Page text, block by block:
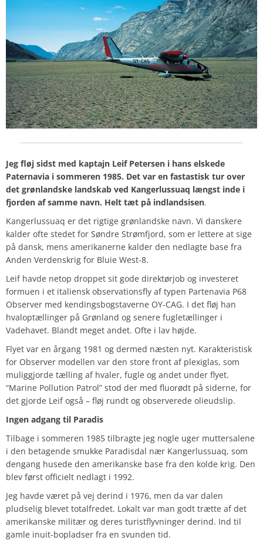
Jeg fløj sidst med kaptajn Leif Petersen i hans elskede
Paternavia i sommeren 1985. Det var en fastastisk tur over
det grønlandske landskab ved Kangerlussuaq længst inde i
fjorden af samme navn. Helt tæt på indlandsisen.
Kangerlussuaq er det rigtige grønlandske navn. Vi danskere
kalder ofte stedet for Søndre Strømfjord, som er lettere at sige
på dansk, mens amerikanerne kalder den nedlagte base fra
Anden Verdenskrig for Bluie West-8.
Leif havde netop droppet sit gode direktørjob og investeret
formuen i et italiensk observationsfly af typen Partenavia P68
Observer med kendingsbogstaverne OY-CAG. I det fløj han
hvaloptællinger på Grønland og senere fugletællinger i
Vadehavet. Blandt meget andet. Ofte i lav højde.
Flyet var en årgang 1981 og dermed næsten nyt. Karakteristisk
for Observer modellen var den store front af plexiglas, som
muliggjorde tælling af hvaler, fugle og andet under flyet.
“Marine Pollution Patrol” stod der med fluorødt på siderne, for
det gjorde Leif også – fløj rundt og observerede olieudslip.
Ingen adgang til Paradis
Tilbage i sommeren 1985 tilbragte jeg nogle uger muttersalene
i den betagende smukke Paradisdal nær Kangerlussuaq, som
dengang husede den amerikanske base fra den kolde krig. Den
blev først officielt nedlagt i 1992.
Jeg havde været på vej derind i 1976, men da var dalen
pludselig blevet totalfredet. Lokalt var man godt trætte af det
amerikanske militær og deres turistflyvninger derind. Ind til
gamle inuit-bopladser fra en svunden tid.